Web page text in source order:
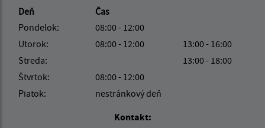
Deň
Čas
Pondelok:
08:00 - 12:00
Utorok:
08:00 - 12:00
13:00 - 16:00
Streda:
13:00 - 18:00
Štvrtok:
08:00 - 12:00
Piatok:
nestránkový deň
Kontakt: